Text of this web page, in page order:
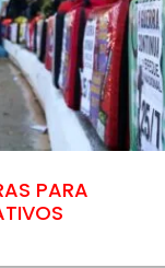
PARA